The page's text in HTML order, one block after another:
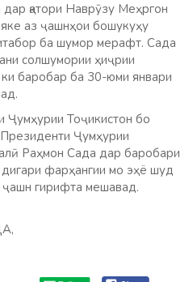
қатори Наврӯзу Меҳргон
аз ҷашнҳои бошукуҳу
ба шумор мерафт. Сада
солшумории ҳиҷрии
баробар ба 30-юми январи
Ҷумҳурии Тоҷикистон бо
Ҷумҳурии
Раҳмон Сада дар баробари
фарҳангии мо эҳё шуд
ҷашн гирифта мешавад.